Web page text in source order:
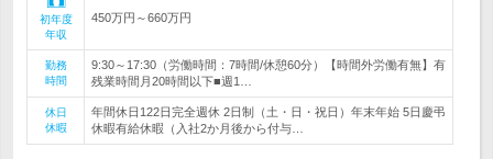
初年度
年収
450万円～660万円
勤務
時間
9:30～17:30（労働時間：7時間/休憩60分）【時間外労働有無】有
残業時間月20時間以下■週1…
休日
休暇
年間休日122日完全週休 2日制（土・日・祝日）年末年始 5日慶弔
休暇有給休暇（入社2か月後から付与…